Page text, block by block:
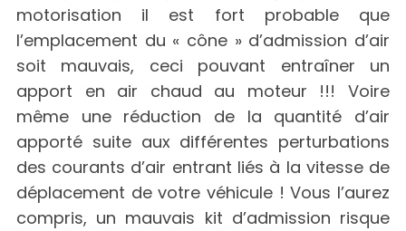
motorisation il est fort probable que
l’emplacement du « cône » d’admission d’air
soit mauvais, ceci pouvant entraîner un
apport en air chaud au moteur !!! Voire
même une réduction de la quantité d’air
apporté suite aux différentes perturbations
des courants d’air entrant liés à la vitesse de
déplacement de votre véhicule ! Vous l’aurez
compris, un mauvais kit d’admission risque